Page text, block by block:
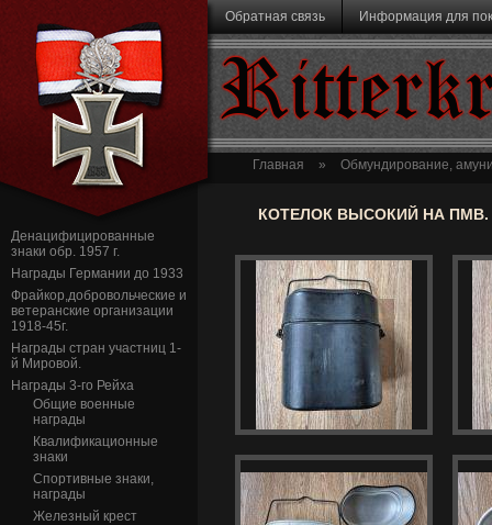
Перейти к основному содержанию
Денацифицированные
знаки обр. 1957 г.
Награды Германии до 1933
Фрайкор,добровольческие и
ветеранские организации
1918-45г.
Награды стран участниц 1-
й Мировой.
Награды 3-го Рейха
Общие военные
награды
Квалификационные
знаки
Спортивные знаки,
награды
Железный крест
Обратная связь Информация для
Главная » Обмундирование,
КОТЕЛОК ВЫСОКИЙ НА ПМВ.